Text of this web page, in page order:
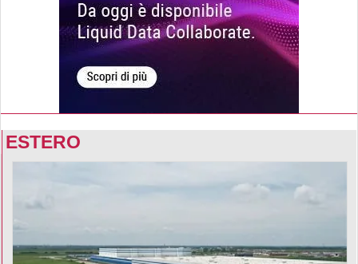
ESTERO